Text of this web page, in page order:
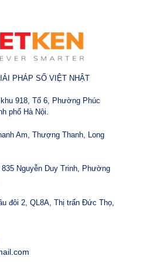
PHÁP SỐ VIỆT NHẬT
918, Tổ 6, Phường Phúc
phố Hà Nội.
Am, Thượng Thanh, Long
835 Nguyễn Duy Trinh, Phường
đôi 2, QL8A, Thị trấn Đức Thọ,